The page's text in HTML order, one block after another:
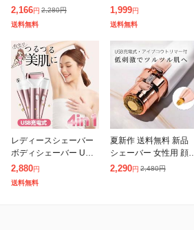
ンダーヘアー VIO シェ
ーバー レディースシェ
ーバー 女性用シェーバ
ー アンダーヘ
2,166円 2,280円
送料無料
台5役 女性 シェーバー
レディースシェーバー
vio専用シェーバー USB
1,999円
送料無料
レディースシェーバー
ボディシェーバー USB
充電式 眉毛シェーバー
4種類刃付き 4in1 デリ
ケートゾーン 電気シェ
2,880円
送料無料
夏新作 送料無料 新品
シェーバー 女性用 顔
レディース 電動 USB充
2,290円 2,480円